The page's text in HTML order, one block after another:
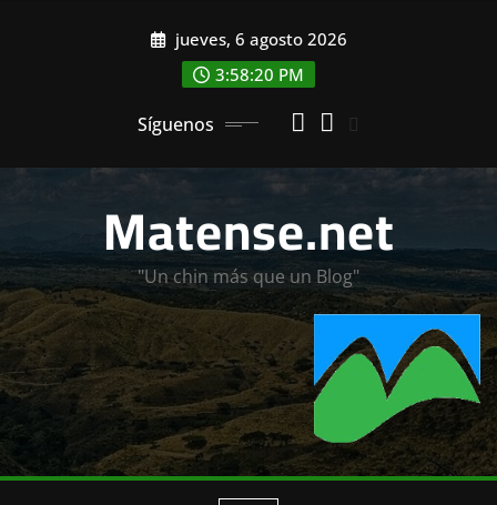
jueves, 6 agosto 2026
3:58:22 PM
Síguenos
Matense.net
"Un chin más que un Blog"